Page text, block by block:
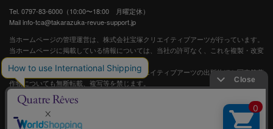
Tel. 0797-83-6000（10:00〜18:00 月曜定休）
Mail info-tca@takarazuka-revue-support.jp
当ホームページの管理運営は、株式会社宝塚クリエイティブアーツが行っています。
当ホームページに掲載している情報については、当社の許可なく、これを複製・改変
することを固く禁止します。
また、阪急電鉄並びに宝塚歌劇団、宝塚クリエイティブアーツの出版物ほか写真等著
作物についても無断転載、複写等を禁じます。
宝塚歌劇公式ホームページ
JASRAC許諾番号：S0507081515